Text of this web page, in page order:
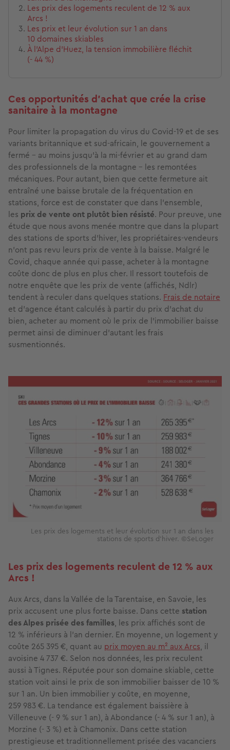
Les prix des logements reculent de 12 % aux
Arcs !
Les prix et leur évolution sur 1 an dans
10 domaines skiables
À l’Alpe d’Huez, la tension immobilière fléchit
(- 44 %)
Ces opportunités d'achat que crée la crise
sanitaire à la montagne
Pour limiter la propagation du virus du Covid-19 et de ses
variants britannique et sud-africain, le gouvernement a
fermé - au moins jusqu'à la mi-février et au grand dam
des professionnels de la montagne - les remontées
mécaniques. Pour autant, bien que cette fermeture ait
entraîné une baisse brutale de la fréquentation en
stations, force est de constater que dans l’ensemble,
les prix de vente ont plutôt bien résisté. Pour preuve, une
étude que nous avons menée montre que dans la plupart
des stations de sports d'hiver, les propriétaires-vendeurs
n’ont pas revu leurs prix de vente à la baisse. Malgré le
Covid, chaque année qui passe, acheter à la montagne
coûte donc de plus en plus cher. Il ressort toutefois de
notre enquête que les prix de vente (affichés, Ndlr)
tendent à reculer dans quelques stations. Frais de notaire
et d’agence étant calculés à partir du prix d’achat du
bien, acheter au moment où le prix de l’immobilier baisse
permet ainsi de diminuer d’autant les frais
susmentionnés.
Les prix des logements et leur évolution sur 1 an dans les
stations de sports d'hiver. ©SeLoger
Les prix des logements reculent de 12 % aux
Arcs !
Aux Arcs, dans la Vallée de la Tarentaise, en Savoie, les
prix accusent une plus forte baisse. Dans cette station
des Alpes prisée des familles, les prix affichés sont de
12 % inférieurs à l’an dernier. En moyenne, un logement y
coûte 265 395 €, quant au prix moyen au m² aux Arcs, il
avoisine 4 737 €. Selon nos données, les prix reculent
aussi à Tignes. Réputée pour son domaine skiable, cette
station voit ainsi le prix de son immobilier baisser de 10 %
sur 1 an. Un bien immobilier y coûte, en moyenne,
259 983 €. La tendance est également baissière à
Villeneuve (- 9 % sur 1 an), à Abondance (- 4 % sur 1 an), à
Morzine (- 3 %) et à Chamonix. Dans cette station
prestigieuse et traditionnellement prisée des vacanciers